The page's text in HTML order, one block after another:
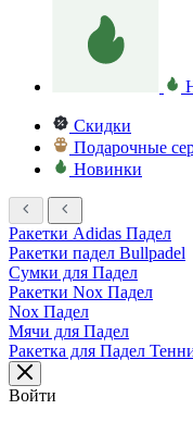
Скидки
Подарочные
Новинки
Ракетки Adidas Падел
Ракетки падел Bullpadel
Сумки для Падел
Ракетки Nox Падел
Nox Падел
Мячи для Падел
Ракетка для Падел
Войти